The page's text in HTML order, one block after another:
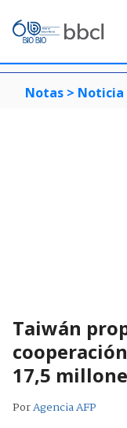
Notas > Noticia
Taiwán
17,5
PorAgencia AFP